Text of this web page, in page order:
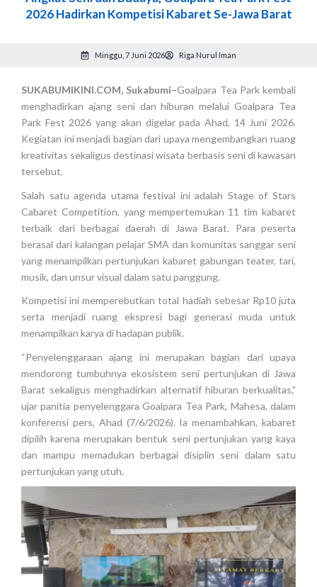
2026 Hadirkan Kompetisi Kabaret Se-Jawa Barat
Minggu, 7 Juni 2026 Riga Nurul Iman
SUKABUMIKINI.COM, Sukabumi–Goalpara Tea Park kembali
menghadirkan ajang seni dan hiburan melalui Goalpara Tea
Park Fest 2026 yang akan digelar pada Ahad, 14 Juni 2026.
Kegiatan ini menjadi bagian dari upaya mengembangkan ruang
kreativitas sekaligus destinasi wisata berbasis seni di kawasan
tersebut.
Salah satu agenda utama festival ini adalah Stage of Stars
Cabaret Competition, yang mempertemukan 11 tim kabaret
terbaik dari berbagai daerah di Jawa Barat. Para peserta
berasal dari kalangan pelajar SMA dan komunitas sanggar seni
yang menampilkan pertunjukan kabaret gabungan teater, tari,
musik, dan unsur visual dalam satu panggung.
Kompetisi ini memperebutkan total hadiah sebesar Rp10 juta
serta menjadi ruang ekspresi bagi generasi muda untuk
menampilkan karya di hadapan publik.
“Penyelenggaraan ajang ini merupakan bagian dari upaya
mendorong tumbuhnya ekosistem seni pertunjukan di Jawa
Barat sekaligus menghadirkan alternatif hiburan berkualitas,”
ujar panitia penyelenggara Goalpara Tea Park, Mahesa, dalam
konferensi pers, Ahad (7/6/2026). Ia menambahkan, kabaret
dipilih karena merupakan bentuk seni pertunjukan yang kaya
dan mampu memadukan berbagai disiplin seni dalam satu
pertunjukan yang utuh.